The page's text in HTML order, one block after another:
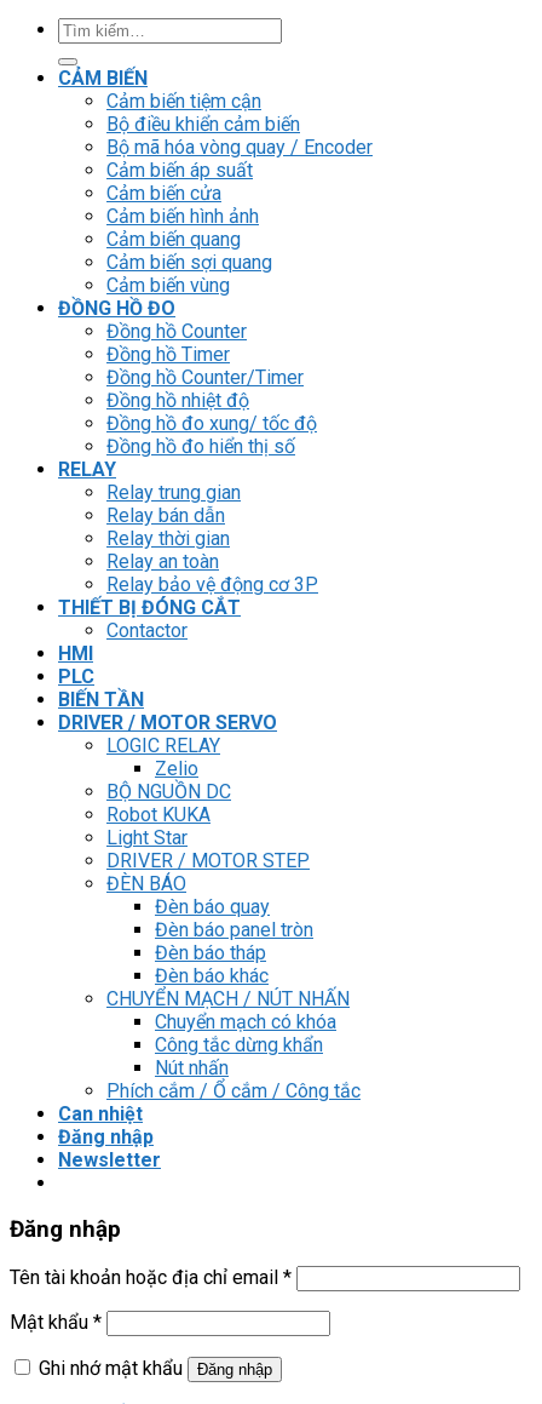
Tìm
kiếm:
CẢM BIẾN
Cảm biến tiệm cận
Bộ điều khiển cảm biến
Bộ mã hóa vòng quay / Encoder
Cảm biến áp suất
Cảm biến cửa
Cảm biến hình ảnh
Cảm biến quang
Cảm biến sợi quang
Cảm biến vùng
ĐỒNG HỒ ĐO
Đồng hồ Counter
Đồng hồ Timer
Đồng hồ Counter/Timer
Đồng hồ nhiệt độ
Đồng hồ đo xung/ tốc độ
Đồng hồ đo hiển thị số
RELAY
Relay trung gian
Relay bán dẫn
Relay thời gian
Relay an toàn
Relay bảo vệ động cơ 3P
THIẾT BỊ ĐÓNG CẮT
Contactor
HMI
PLC
BIẾN TẦN
DRIVER / MOTOR SERVO
LOGIC RELAY
Zelio
BỘ NGUỒN DC
Robot KUKA
Light Star
DRIVER / MOTOR STEP
ĐÈN BÁO
Đèn báo quay
Đèn báo panel tròn
Đèn báo tháp
Đèn báo khác
CHUYỂN MẠCH / NÚT NHẤN
Chuyển mạch có khóa
Công tắc dừng khẩn
Nút nhấn
Phích cắm / Ổ cắm / Công tắc
Can nhiệt
Đăng nhập
Newsletter
Đăng nhập
Tên tài khoản hoặc địa chỉ email *
Mật khẩu *
Ghi nhớ mật khẩu
Đăng nhập